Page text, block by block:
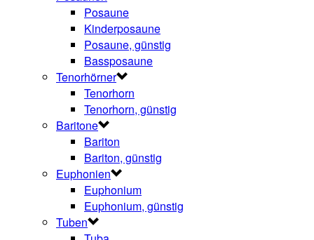
Posaune
Kinderposaune
Posaune, günstig
Bassposaune
Tenorhörner
Tenorhorn
Tenorhorn, günstig
Baritone
Bariton
Bariton, günstig
Euphonien
Euphonium
Euphonium, günstig
Tuben